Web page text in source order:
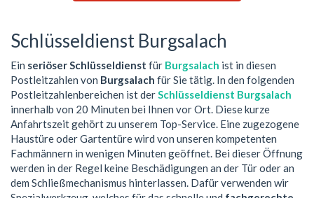
Schlüsseldienst Burgsalach
Ein seriöser Schlüsseldienst für Burgsalach ist in diesen
Postleitzahlen von Burgsalach für Sie tätig. In den folgenden
Postleitzahlenbereichen ist derSchlüsseldienst Burgsalach
innerhalb von 20 Minuten bei Ihnen vor Ort. Diese kurze
Anfahrtszeit gehört zu unserem Top-Service. Eine zugezogene
Haustüre oder Gartentüre wird von unseren kompetenten
Fachmännern in wenigen Minuten geöffnet. Bei dieser Öffnung
werden in der Regel keine Beschädigungen an der Tür oder an
dem Schließmechanismus hinterlassen. Dafür verwenden wir